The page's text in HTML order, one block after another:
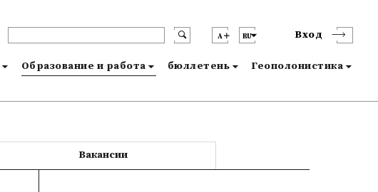
A RU Вход
Образование и работа бюллетень Геополонистика
Вакансии